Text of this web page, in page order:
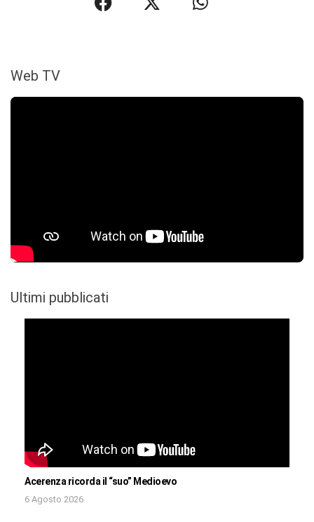
Web TV
Ultimi pubblicati
Acerenza ricorda il “suo” Medioevo
6 Agosto 2026